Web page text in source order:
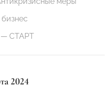
СТАРТ
2024